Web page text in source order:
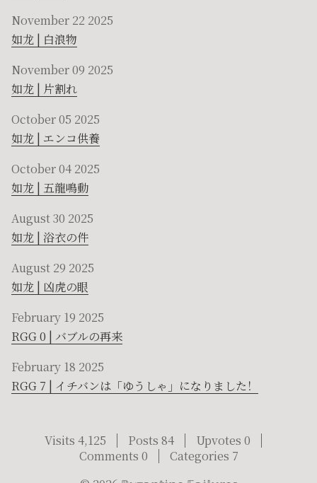
November 22 2025
如龙 | 白浪物
November 09 2025
如龙 | 片割れ
October 05 2025
如龙 | エンコ供養
October 04 2025
如龙 | 五龍鳴動
August 30 2025
如龙 | 浴衣の件
August 29 2025
如龙 | 凶虎の眼
February 19 2025
RGG 0 | バブルの再来
February 18 2025
RGG 7 | イチバンは「ゆうしゃ」になりました！
Visits 4,125 Posts 84
Upvotes 0
Comments 0
Categories 7